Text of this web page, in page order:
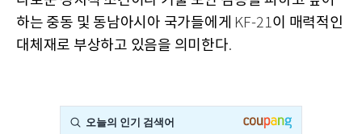
하는 중동 및 동남아시아 국가들에게
KF-21이 매력적인
대체재로 부상하고 있음을 의미한다.